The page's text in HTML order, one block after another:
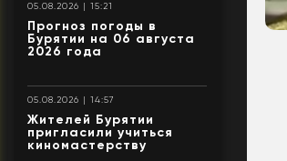
05.08.2026 | 15:21
Прогноз погоды в
Бурятии на 06 августа
2026 года
05.08.2026 | 14:57
Жителей Бурятии
пригласили учиться
киномастерству